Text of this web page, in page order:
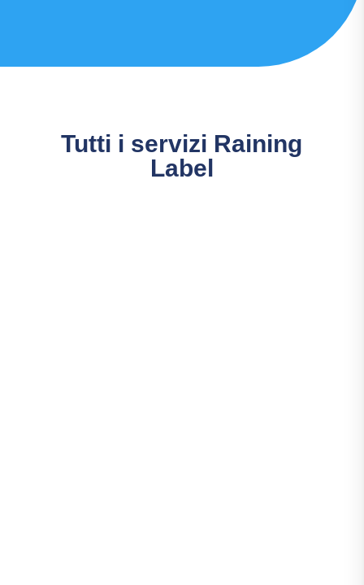
Tutti i servizi Raining
Label